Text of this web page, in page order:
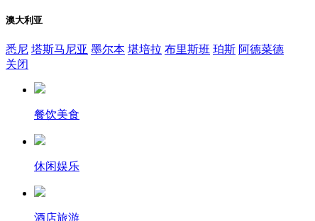
澳大利亚
悉尼 塔斯马尼亚 墨尔本 堪培拉 布里斯班 珀斯 阿德菜德
关闭
餐饮美食
休闲娱乐
酒店旅游